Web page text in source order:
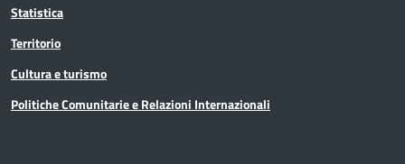
Statistica
Territorio
Cultura e turismo
Politiche Comunitarie e Relazioni Internazionali